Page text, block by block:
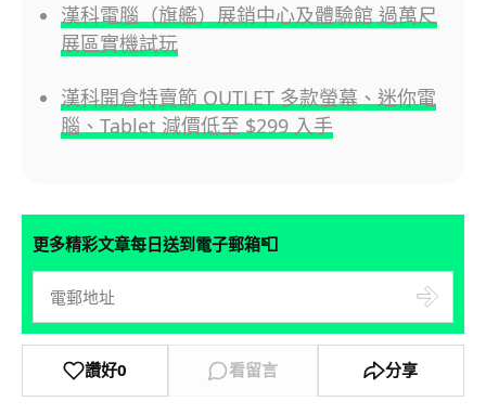
漢科電腦（旗艦）展銷中心及體驗館 過萬尺
展區實機試玩
漢科開倉特賣節 OUTLET 多款螢幕、迷你電
腦、Tablet 減價低至 $299 入手
更多精彩文章每日送到電子郵箱📮
讚好0 看留言 分享